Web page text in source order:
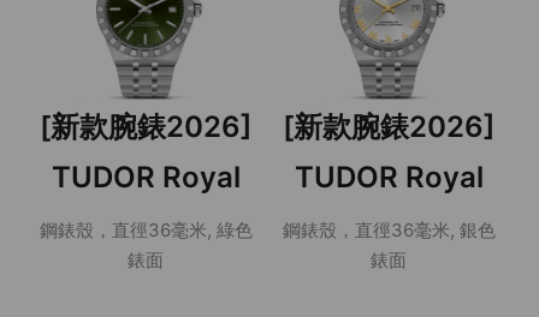
[新款腕錶2026]
TUDOR Royal
鋼錶殼，直徑36毫米, 綠色
錶面
[新款腕錶2026]
TUDOR Royal
鋼錶殼，直徑36毫米, 銀色
錶面